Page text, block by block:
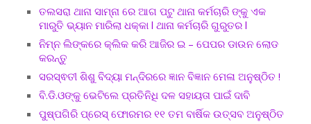
ତଲସରା ଥାନା ସାମ୍ନା ରେ ଆଗ ପଟୁ ଥାନା କର୍ମଚାରି ଙ୍କୁ ଏକ
ମାରୁତି ଭ୍ୟାନ ମାରିଲା ଧକ୍କା l ଥାନା କର୍ମଚାରି ଗୁରୁତର l
ନିମ୍ନ ଲିଙ୍କରେ କ୍ଲିକ କରି ଆଜିର ଇ – ପେପର ଡାଉନ ଲୋଡ
କରନ୍ତୁ
ସରସ୍ଵତୀ ଶିଶୁ ବିଦ୍ୟା ମନ୍ଦିରରେ ଜ୍ଞାନ ବିଜ୍ଞାନ ମେଳା ଅନୁଷ୍ଠିତ !
ବି.ଡି.ଓଙ୍କୁ ଭେଟିଲେ ପ୍ରତିନିଧି ଦଳ ସହାୟତା ପାଇଁ ଦାବି
ପୁଷ୍ପଗିରି ପ୍ରେସ୍ ଫୋରମର ୧୧ ତମ ବାର୍ଷିକ ଉତ୍ସବ ଅନୁଷ୍ଠିତ